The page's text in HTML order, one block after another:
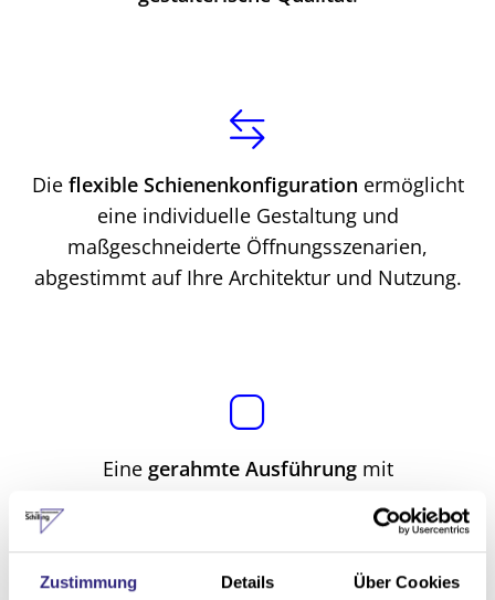
Zustimmung Details Über Cookies
Die flexible Schienenkonfiguration ermöglicht
eine individuelle Gestaltung und
maßgeschneiderte Öffnungsszenarien,
abgestimmt auf Ihre Architektur und Nutzung.
Eine gerahmte Ausführungmit
Bürstendichtung realisiert eine bessere
Abdichtung gegen Wind, Regen und Zugluft.